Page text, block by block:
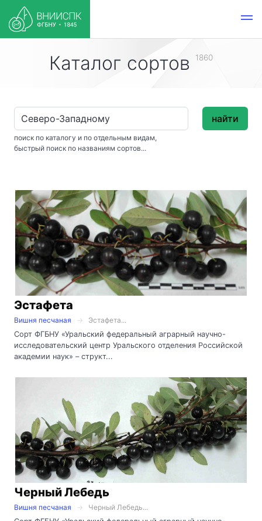
Каталог сортов 1860
поиск по каталогу и по отдельным видам,
быстрый поиск по названиям сортов...
найти
Эстафета
Вишня песчаная
Эстафета...
Сорт ФГБНУ «Уральский федеральный аграрный научно-
исследовательский центр Уральского отделения Российской
академии наук» – структ...
Черный Лебедь
Вишня песчаная
Черный Лебедь...